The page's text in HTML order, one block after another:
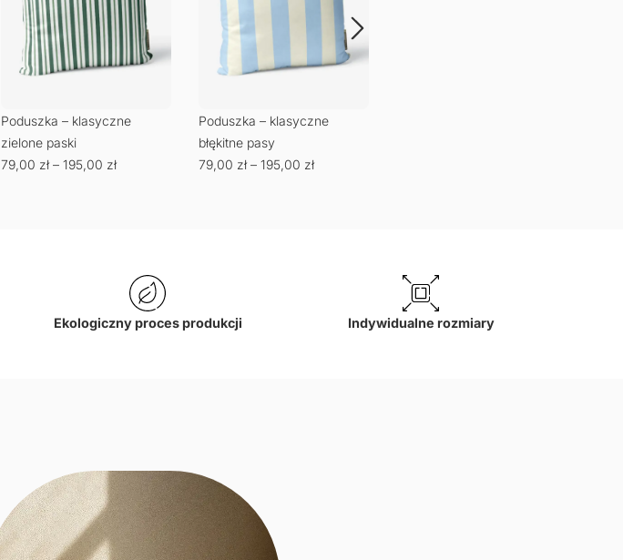
Poduszka – klasyczne
zielone paski
79,00 zł – 195,00 zł
Poduszka – klasyczne
błękitne pasy
79,00 zł – 195,00 zł
Ekologiczny proces produkcji Indywidualne rozmiary